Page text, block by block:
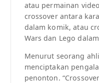
atau permainan
crossover antara
dalam komik, atau
Wars dan Lego
Menurut seorang
menciptakan
penonton.